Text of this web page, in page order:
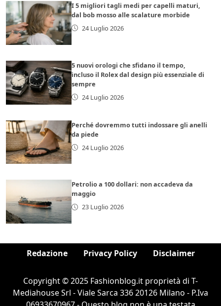
I 5 migliori tagli medi per capelli maturi,
dal bob mosso alle scalature morbide
24 Luglio 2026
5 nuovi orologi che sfidano il tempo,
incluso il Rolex dal design più essenziale di
sempre
24 Luglio 2026
Perché dovremmo tutti indossare gli anelli
da piede
24 Luglio 2026
Petrolio a 100 dollari: non accadeva da
maggio
23 Luglio 2026
Redazione Privacy Policy Disclaimer
Copyright © 2025 Fashionblog.it proprietà di T-
Mediahouse Srl - Viale Sarca 336 20126 Milano - P.Iva